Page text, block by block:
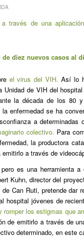
a través de una
diez nuevos casos al
el virus del VIH. Así lo
de VIH del
la década de los 80
enfermedad se ha
a
colectivo. Para
la productora
a través de
es una herramienta
Kuhn, director del
Can Ruti, pretende dar
hospital jóvenes de
los estigmas que
de emitirlo a través de
determinado, en este